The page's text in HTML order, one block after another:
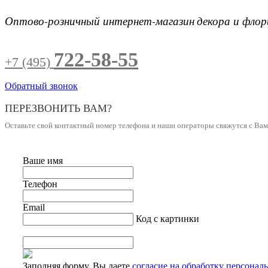
Оптово-розничный интернет-магазиндекора и
+7 (495) 722-58-55
Обратный звонок
ПЕРЕЗВОНИТЬ ВАМ?
Оставьте свой контактный номер телефона и наши операторы свяжутся с
Ваше имя
Телефон
Email
Код с картинки
Заполняя форму, Вы даете согласие на обработку